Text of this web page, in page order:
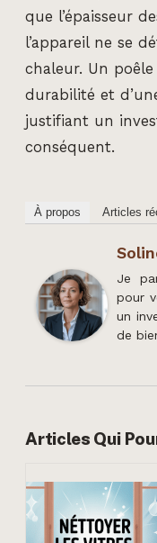
que l’épaisseur
l’appareil ne se
chaleur. Un
durabilité et
justifiant un
conséquent.
À propos Articles
Je
pour
un
de
Articles Qui